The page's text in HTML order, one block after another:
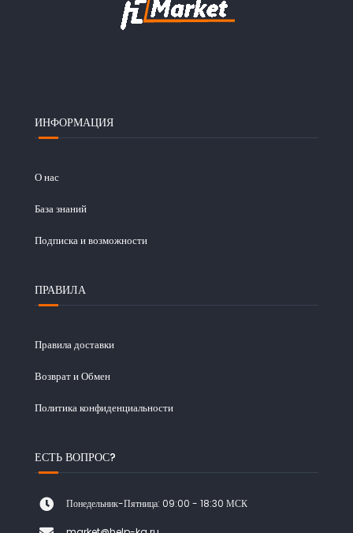
ИНФОРМАЦИЯ
О нас
База знаний
Подписка и возможности
ПРАВИЛА
Правила доставки
Возврат и Обмен
Политика конфиденциальности
ЕСТЬ ВОПРОС?
Понедельник-Пятница: 09:00 - 18:30 МСК